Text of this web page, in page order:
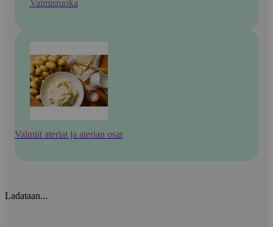
Valmisruoka
Valmiit ateriat ja aterian osat
Ladataan...